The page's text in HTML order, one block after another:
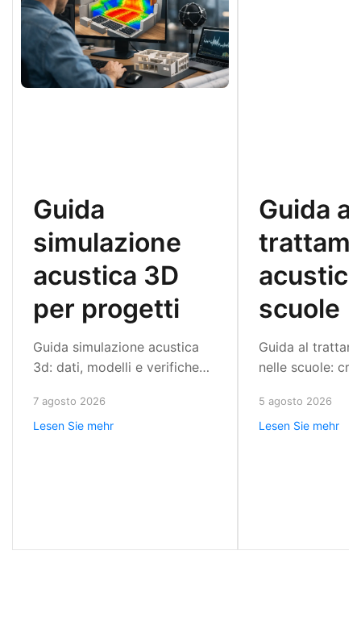
Guida
simulazione
acustica 3D
per progetti
Guida simulazione acustica
3d: dati, modelli e verifiche
riverbero controllato,
isolamento mirato e
7 agosto 2026
Lesen Sie mehr
Guida al
scuole
Guida al
nelle scuole:
ridurre
migliorare
5 agosto 2026
Lesen Sie mehr